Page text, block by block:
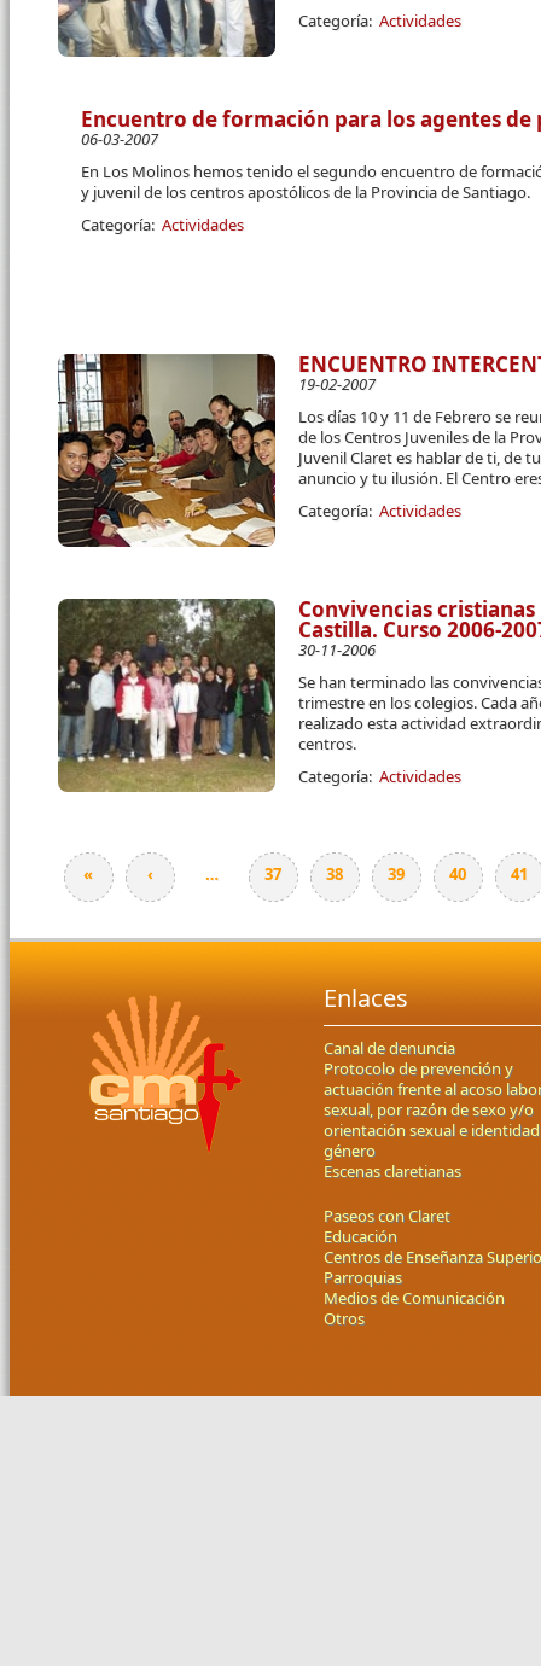
Categoría: Actividades
Encuentro de formación para los agentes
06-03-2007
En Los Molinos hemos tenido el segundo encuentro de
y juvenil de los centros apostólicos de la Provincia de Santiago.
Categoría: Actividades
ENCUENTRO
19-02-2007
Los días 10 y 11 de Febrero se
de los Centros Juveniles de la
Juvenil Claret es hablar de ti, de
anuncio y tu ilusión. El Centro
Categoría: Actividades
Convivencias cristianas
Castilla. Curso 2006-
30-11-2006
Se han terminado las
trimestre en los colegios. Cada
realizado esta actividad
centros.
Categoría: Actividades
Páginas
« ‹ … 37 38 39 40 41
Enlaces
Canal de denuncia
Protocolo de prevención y
actuación frente al acoso
sexual, por razón de sexo y/o
orientación sexual e
género
Escenas claretianas
Paseos con Claret
Educación
Centros de Enseñanza
Parroquias
Medios de Comunicación
Otros